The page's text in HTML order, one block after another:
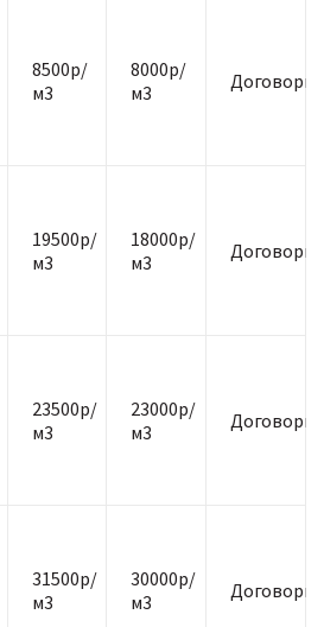
8500р/
м3
8000р/
м3
19500р/
м3
18000р/
м3
23500р/
м3
23000р/
м3
31500р/
м3
30000р/
м3